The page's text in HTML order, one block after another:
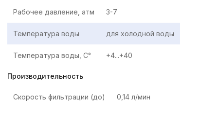
Рабочее давление, атм 3-7
Температура воды для холодной воды
Температура воды, C° +4...+40
Производительность
Скорость фильтрации (до) 0,14 л/мин